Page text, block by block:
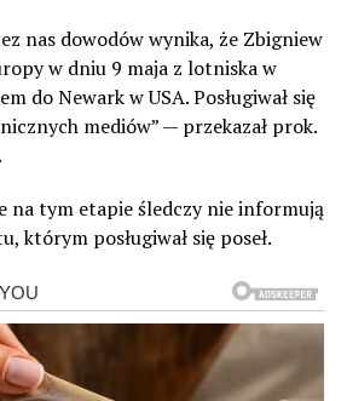
nas dowodów wynika, że Zbigniew
w dniu 9 maja z lotniska w
do Newark w USA. Posługiwał się
mediów” — przekazał prok.
na tym etapie śledczy nie informują
którym posługiwał się poseł.